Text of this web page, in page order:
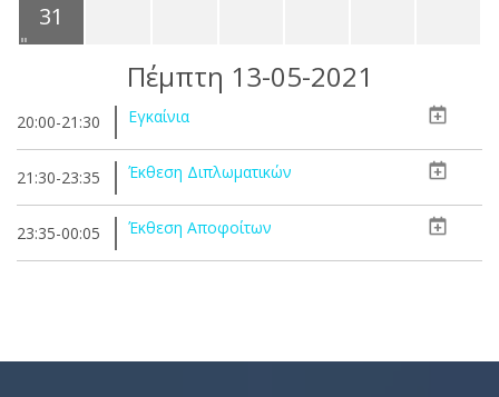
31
Πέμπτη 13-05-2021
20:00-21:30 Εγκαίνια
21:30-23:35 Έκθεση Διπλωματικών
23:35-00:05 Έκθεση Αποφοίτων